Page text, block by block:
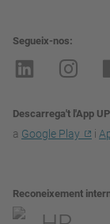
Segueix-nos
Descarrega't l'App
a Google Play i
Reconeixement